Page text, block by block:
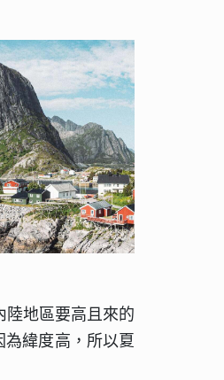
陸地區要高且來的
為緯度高，所以夏